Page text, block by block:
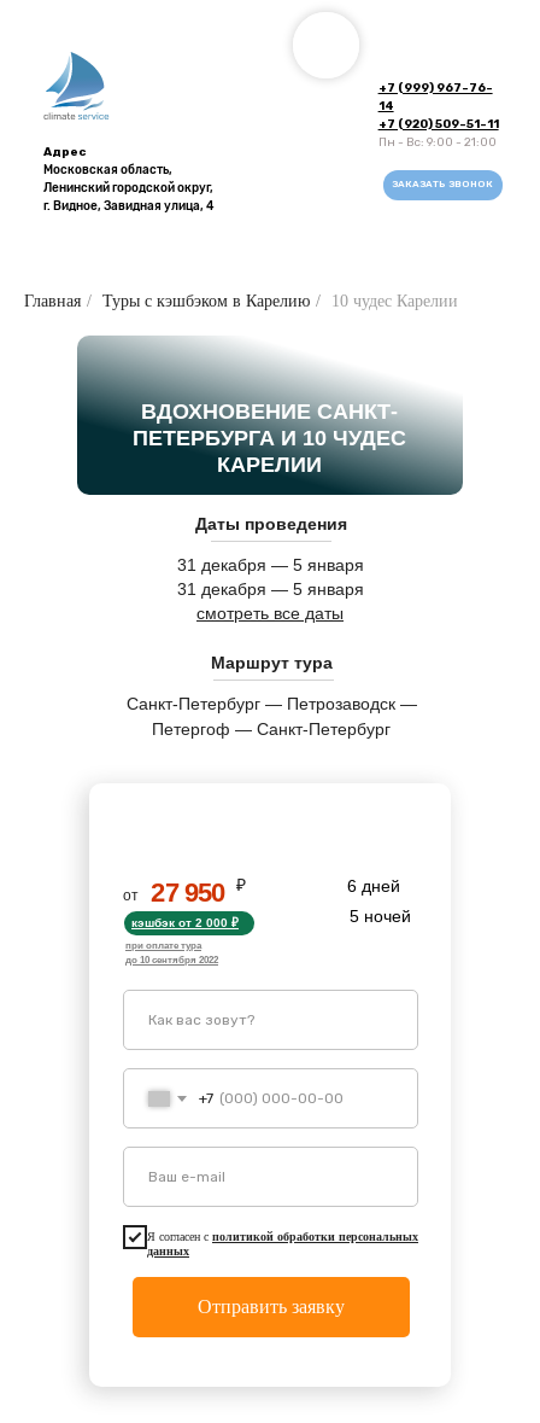
+7 (999) 967-76-
14
+7 (920) 509-51-11
Пн - Вс: 9:00 - 21:00
Адрес
Московская область,
Ленинский городской округ,
г. Видное, Завидная улица, 4
ЗАКАЗАТЬ ЗВОНОК
WhatsApp
Главная / Туры с кэшбэком в Карелию / 10 чудес Карелии
5 ночей
6 дней
ВДОХНОВЕНИЕ САНКТ-
ПЕТЕРБУРГА И 10 ЧУДЕС
КАРЕЛИИ
+7
Я согласен с политикой обработки персональных
данных
Отправить заявку
Маршрут тура
Санкт-Петербург — Петрозаводск —
Петергоф — Санкт-Петербург
31 декабря — 5 января
Даты проведения
31 декабря — 5 января
смотреть все даты
27 950
от
₽
кэшбэк от 2 000 ₽
при оплате тура
до 10 сентября 2022